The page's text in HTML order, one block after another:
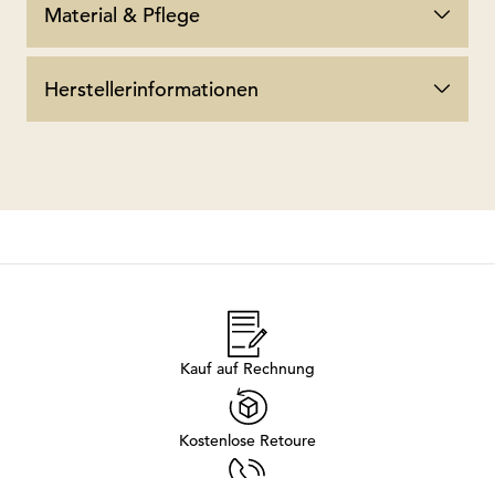
Material & Pflege
Herstellerinformationen
Kauf auf Rechnung
Kostenlose Retoure